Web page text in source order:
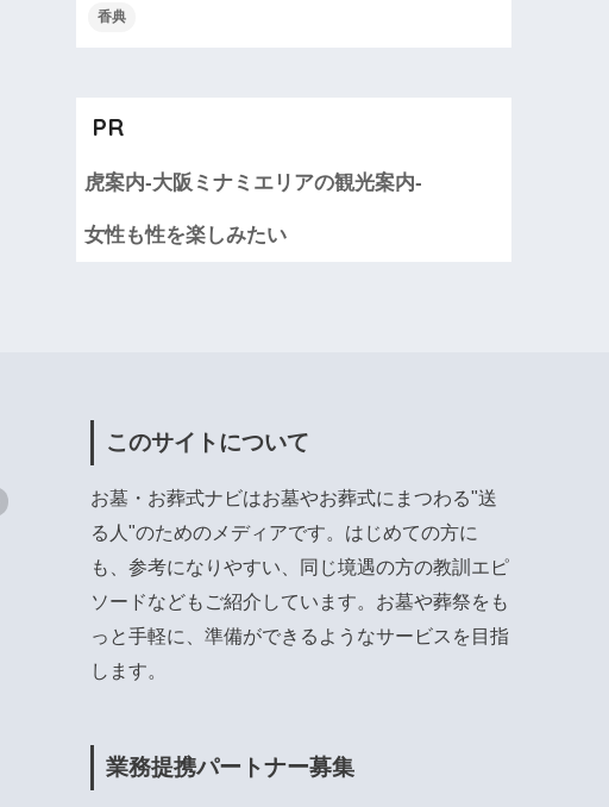
香典
PR
虎案内-大阪ミナミエリアの観光案内-
女性も性を楽しみたい
このサイトについて
お墓・お葬式ナビはお墓やお葬式にまつわる"送
る人"のためのメディアです。はじめての方に
も、参考になりやすい、同じ境遇の方の教訓エピ
ソードなどもご紹介しています。お墓や葬祭をも
っと手軽に、準備ができるようなサービスを目指
します。
業務提携パートナー募集